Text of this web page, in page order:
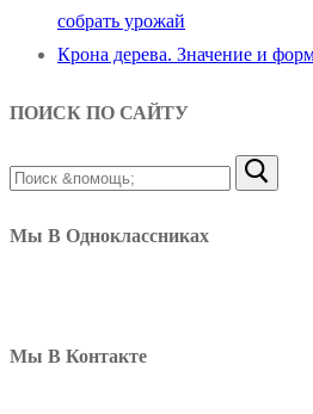
собрать урожай
Крона дерева. Значение и
ПОИСК ПО САЙТУ
Найти:
Мы В Одноклассниках
Мы В Контакте